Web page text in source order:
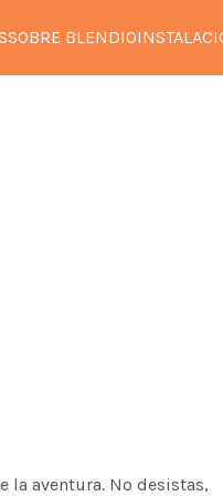
SOBRE BLENDIO
la aventura. No desistas,